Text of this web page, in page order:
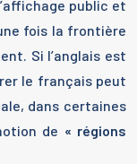
public et
fois la frontière
Si l’anglais est
le français peut
dans certaines
de « régions